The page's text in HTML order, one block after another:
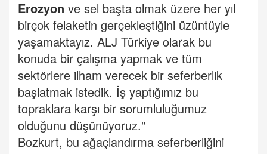
Erozyon ve sel başta olmak üzere her yıl
birçok felaketin gerçekleştiğini üzüntüyle
yaşamaktayız. ALJ Türkiye olarak bu
konuda bir çalışma yapmak ve tüm
sektörlere ilham verecek bir seferberlik
başlatmak istedik. İş yaptığımız bu
topraklara karşı bir sorumluluğumuz
olduğunu düşünüyoruz."
Bozkurt, bu ağaçlandırma seferberliğini